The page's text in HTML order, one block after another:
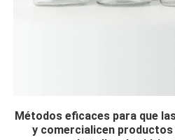
Métodos eficaces para que
y comercialicen